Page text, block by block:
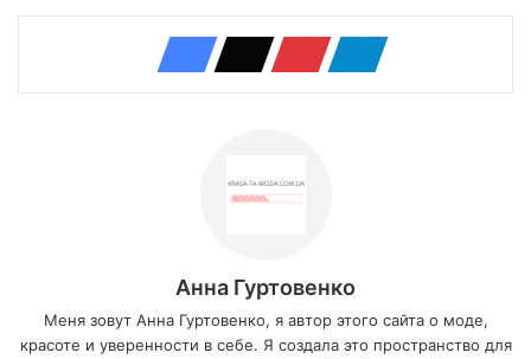
Анна Гуртовенко
Меня зовут Анна Гуртовенко, я автор этого сайта о моде,
красоте и уверенности в себе. Я создала это пространство для